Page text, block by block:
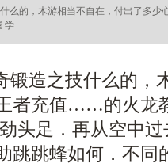
么的，木游相当不自在，付出了多
学.
造之技什么的，
者充值……的火龙
头足．再从空中
跳跳蜂如何．不同